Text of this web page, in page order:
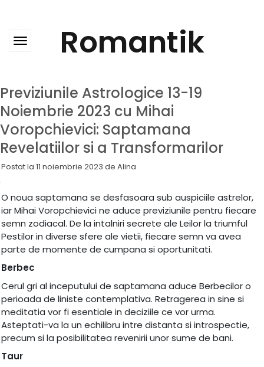
Romantik
Previziunile Astrologice 13-19
Noiembrie 2023 cu Mihai
Voropchievici: Saptamana
Revelatiilor si a Transformarilor
Postat la 11 noiembrie 2023 de Alina
O noua saptamana se desfasoara sub auspiciile astrelor,
iar Mihai Voropchievici ne aduce previziunile pentru fiecare
semn zodiacal. De la intalniri secrete ale Leilor la triumful
Pestilor in diverse sfere ale vietii, fiecare semn va avea
parte de momente de cumpana si oportunitati.
Berbec
Cerul gri al inceputului de saptamana aduce Berbecilor o
perioada de liniste contemplativa. Retragerea in sine si
meditatia vor fi esentiale in deciziile ce vor urma.
Asteptati-va la un echilibru intre distanta si introspectie,
precum si la posibilitatea revenirii unor sume de bani.
Taur